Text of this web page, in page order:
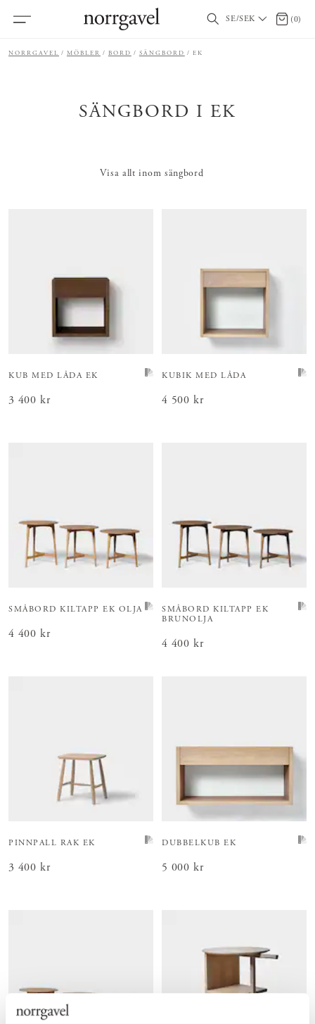
SE/SEK 0 (0)
NORRGAVEL MÖBLER BORD SÄNGBORD EK
SÄNGBORD I EK
Visa allt inom sängbord
KUB MED LÅDA EK
Pris:3 400 kr
3 400 kr
KUBIK MED LÅDA
Pris:4 500 kr
4 500 kr
SMÅBORD KILTAPP EK OLJA
Pris:4 400 kr
4 400 kr
SMÅBORD KILTAPP EK
BRUNOLJA
Pris:4 400 kr
4 400 kr
PINNPALL RAK EK
Pris:3 400 kr
3 400 kr
DUBBELKUB EK
Pris:5 000 kr
5 000 kr